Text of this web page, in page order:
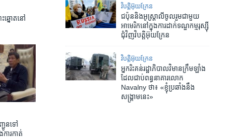
វិបត្តិអ៊ុយក្រែន
ជប៉ុន​និង​អូស្ត្រាលី​ចូល​រួម​ជាមួយ​
អាមេរិក​នៅ​ក្នុង​ការ​ដាក់​ទណ្ឌកម្ម​រុស្ស៊ី​
ជុំវិញ​វិបត្តិ​អ៊ុយក្រែន
វិបត្តិអ៊ុយក្រែន
អ្នករិះគន់​រដ្ឋាភិបាល​វិមាន​ក្រឹមឡាំង​
ដែល​ជាប់​ពន្ធនាគារ​លោក
Navalny ថា៖ «ខ្ញុំ​ប្រឆាំង​នឹង​
សង្គ្រាម​នេះ»
ឆ្នោត​នៅ
ជូនទៅ
ារកាត់